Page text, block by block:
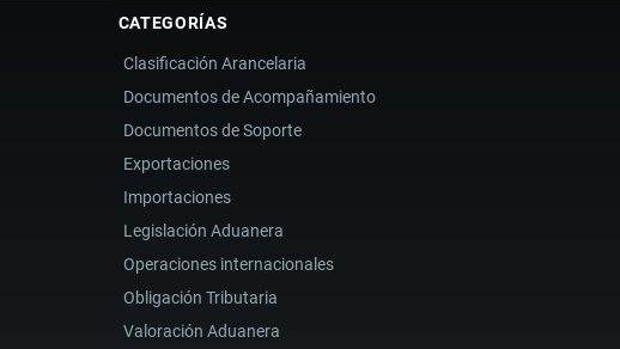
CATEGORÍAS
Clasificación Arancelaria
Documentos de Acompañamiento
Documentos de Soporte
Exportaciones
Importaciones
Legislación Aduanera
Operaciones internacionales
Obligación Tributaria
Valoración Aduanera